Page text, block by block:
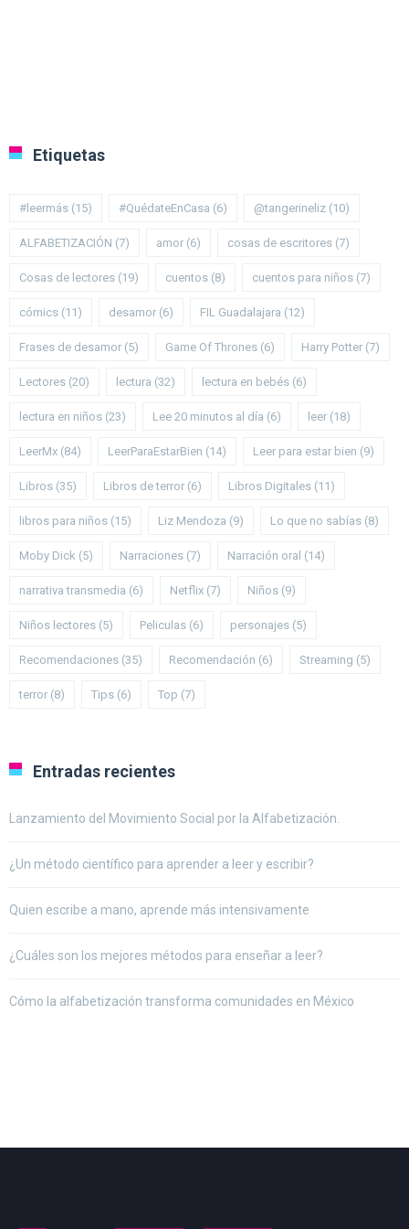
Etiquetas
#leermás (15) #QuédateEnCasa (6) @tangerineliz (10)
ALFABETIZACIÓN (7) amor (6) cosas de escritores (7)
Cosas de lectores (19) cuentos (8) cuentos para niños (7)
cómics (11) desamor (6) FIL Guadalajara (12)
Frases de desamor (5) Game Of Thrones (6) Harry Potter (7)
Lectores (20) lectura (32) lectura en bebés (6)
lectura en niños (23) Lee 20 minutos al día (6) leer (18)
LeerMx (84) LeerParaEstarBien (14) Leer para estar bien (9)
Libros (35) Libros de terror (6) Libros Digitales (11)
libros para niños (15) Liz Mendoza (9) Lo que no sabías (8)
Moby Dick (5) Narraciones (7) Narración oral (14)
narrativa transmedia (6) Netflix (7) Niños (9)
Niños lectores (5) Peliculas (6) personajes (5)
Recomendaciones (35) Recomendación (6) Streaming (5)
terror (8) Tips (6) Top (7)
Entradas recientes
Lanzamiento del Movimiento Social por la Alfabetización.
¿Un método científico para aprender a leer y escribir?
Quien escribe a mano, aprende más intensivamente
¿Cuáles son los mejores métodos para enseñar a leer?
Cómo la alfabetización transforma comunidades en México